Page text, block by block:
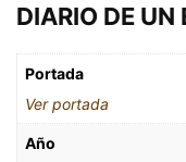
DIARIO DE UN
Portada
Ver portada
Año